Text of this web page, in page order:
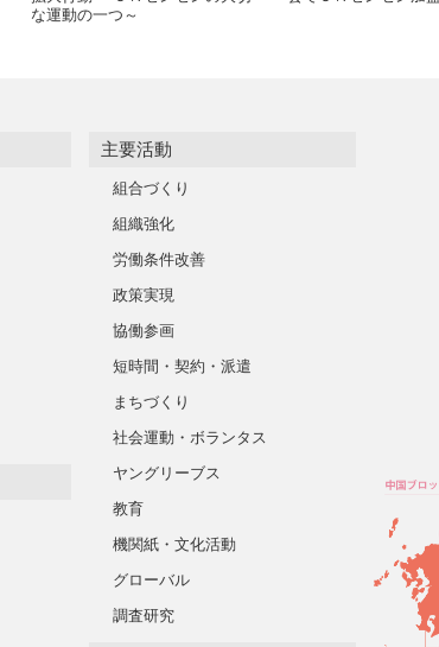
な運動の一つ～
主要活動
組合づくり
組織強化
労働条件改善
政策実現
協働参画
短時間・契約・派遣
まちづくり
社会運動・ボランタス
ヤングリーブス
教育
機関紙・文化活動
グローバル
調査研究